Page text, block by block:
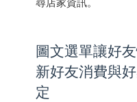
尋店家資訊。
圖文選單讓好
新好友消費與
定